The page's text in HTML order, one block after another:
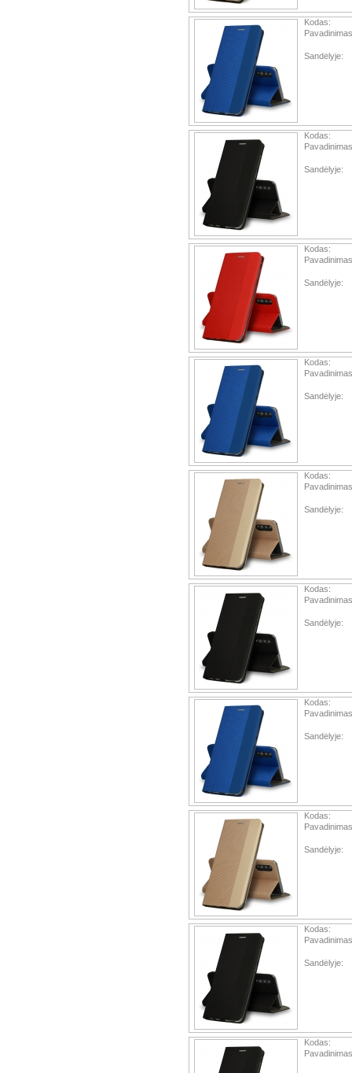
Kodas:
Sandėlyje:
Kodas:
Sandėlyje:
Kodas:
Sandėlyje:
Kodas:
Sandėlyje:
Kodas:
Sandėlyje:
Kodas:
Sandėlyje:
Kodas:
Sandėlyje:
Kodas:
Sandėlyje:
Kodas:
Sandėlyje:
Kodas: